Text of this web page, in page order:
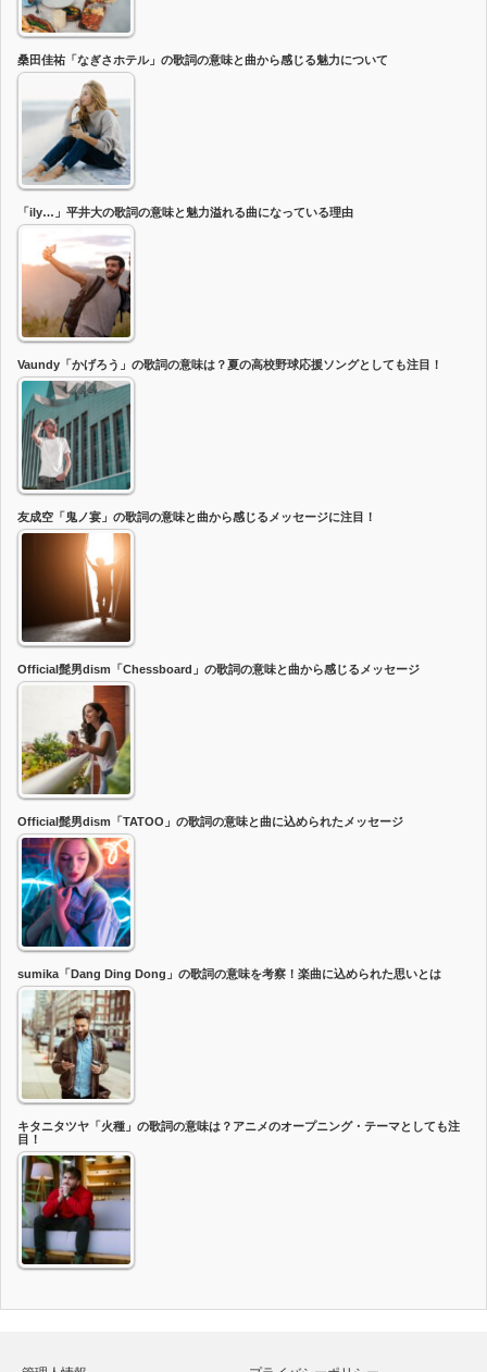
桑田佳祐「なぎさホテル」の歌詞の意味と曲から感じる魅力について
「ily…」平井大の歌詞の意味と魅力溢れる曲になっている理由
Vaundy「かげろう」の歌詞の意味は？夏の高校野球応援ソングとしても注目！
友成空「鬼ノ宴」の歌詞の意味と曲から感じるメッセージに注目！
Official髭男dism「Chessboard」の歌詞の意味と曲から感じるメッセージ
Official髭男dism「TATOO」の歌詞の意味と曲に込められたメッセージ
sumika「Dang Ding Dong」の歌詞の意味を考察！楽曲に込められた思いとは
キタニタツヤ「火種」の歌詞の意味は？アニメのオープニング・テーマとしても注
目！